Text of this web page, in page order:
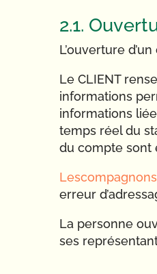
2.1.
L’ouverture
Le CLIENT
informations
informations
temps réel du
du compte sont
erreur
La personne
ses